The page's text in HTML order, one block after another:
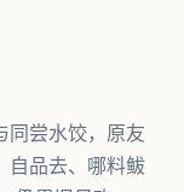
同尝水饺，原友
自品去、哪料鲅